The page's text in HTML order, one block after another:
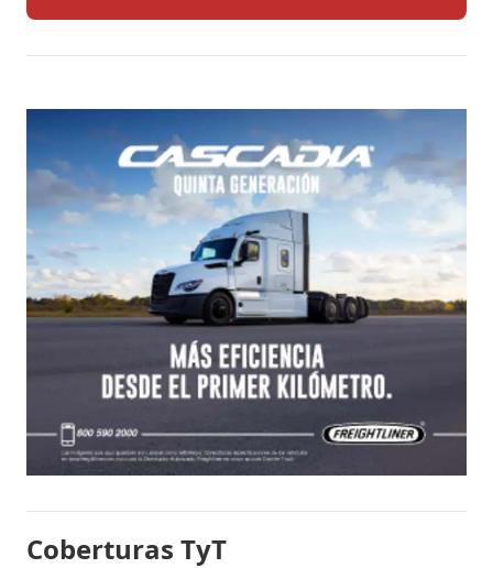
Coberturas TyT